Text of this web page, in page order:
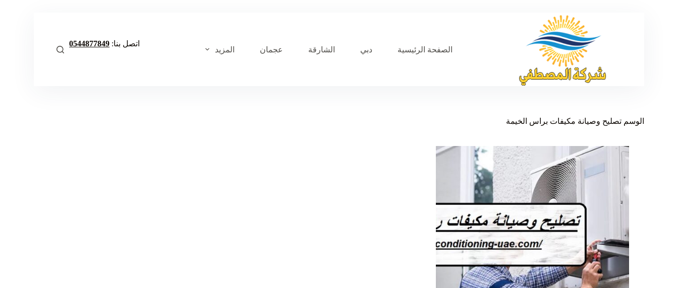
الصفحة الرئيسية دبي الشارقة عجمان المزيد
اتصل بنا: 0544877849
الوسم تصليح وصيانة مكيفات براس الخيمة